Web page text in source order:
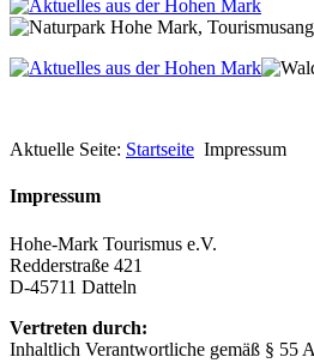
Aktuelle Seite: Startseite Impressum
Impressum
Hohe-Mark Tourismus e.V.
Redderstraße 421
D-45711 Datteln
Vertreten durch:
Inhaltlich Verantwortliche gemäß § 55